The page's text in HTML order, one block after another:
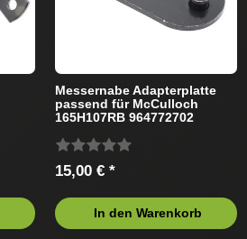
Messernabe Adapterplatte
passend für McCulloch
165H107RB 964772702
15,00 € *
In den Warenkorb